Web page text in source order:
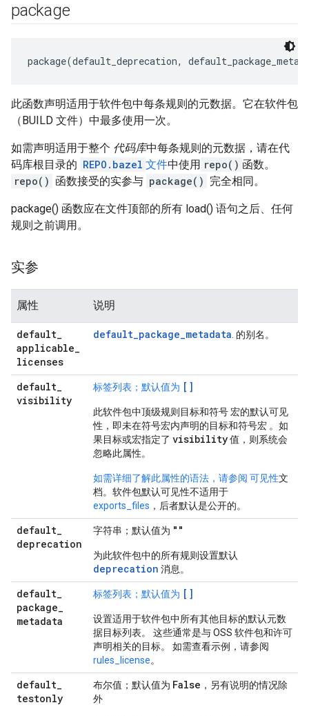
package
此函数声明适用于软件包中每条规则的元数据。它在软件包
（BUILD 文件）中最多使用一次。
如需声明适用于整个 代码库中每条规则的元数据，请在代
码库根目录的 REPO.bazel 文件中使用 repo() 函数。
repo() 函数接受的实参与 package() 完全相同。
package() 函数应在文件顶部的所有 load() 语句之后、任何
规则之前调用。
实参
属性 说明
default_
applicable_
licenses
default_package_metadata . 的别名。
default_
visibility
标签列表；默认值为 []
此软件包中顶级规则目标和符号 宏的默认可见
性，即未在符号宏内声明的目标和符号宏 。如
果目标或宏指定了 visibility值，则系统会
忽略此属性。
如需详细了解此属性的语法，请参阅 可见性文
档。软件包默认可见性不适用于
exports_files ，后者默认是公开的。
default_
deprecation
字符串；默认值为 ""
为此软件包中的所有规则设置默认
deprecation 消息。
default_
package_
metadata
标签列表；默认值为 []
设置适用于软件包中所有其他目标的默认元数
据目标列表。 这些通常是与 OSS 软件包和许可
声明相关的目标。 如需查看示例，请参阅
rules_license。
default_
testonly
布尔值；默认值为 False ，另有说明的情况除
外